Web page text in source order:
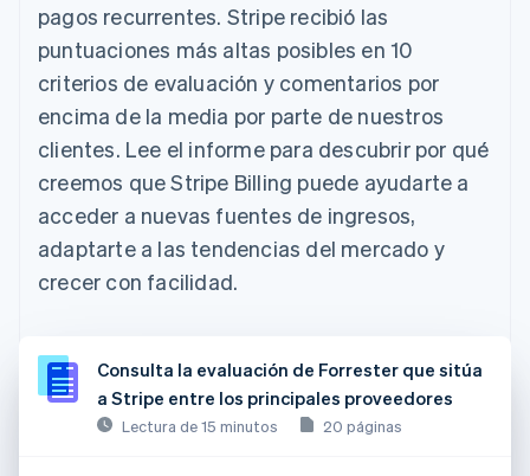
pagos recurrentes. Stripe recibió las
puntuaciones más altas posibles en 10
criterios de evaluación y comentarios por
encima de la media por parte de nuestros
clientes. Lee el informe para descubrir por qué
creemos que Stripe Billing puede ayudarte a
acceder a nuevas fuentes de ingresos,
adaptarte a las tendencias del mercado y
crecer con facilidad.
Consulta la evaluación de Forrester que sitúa
a Stripe entre los principales proveedores
Lectura de 15 minutos 20 páginas